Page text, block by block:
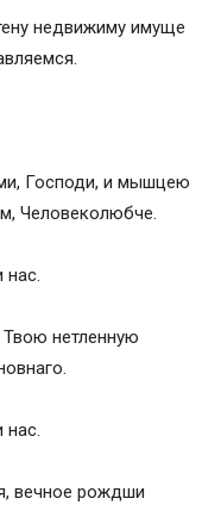
недвижиму имуще
Господи, и мышцею
Человеколюбче.
нас.
нетленную
нас.
вечное рождши